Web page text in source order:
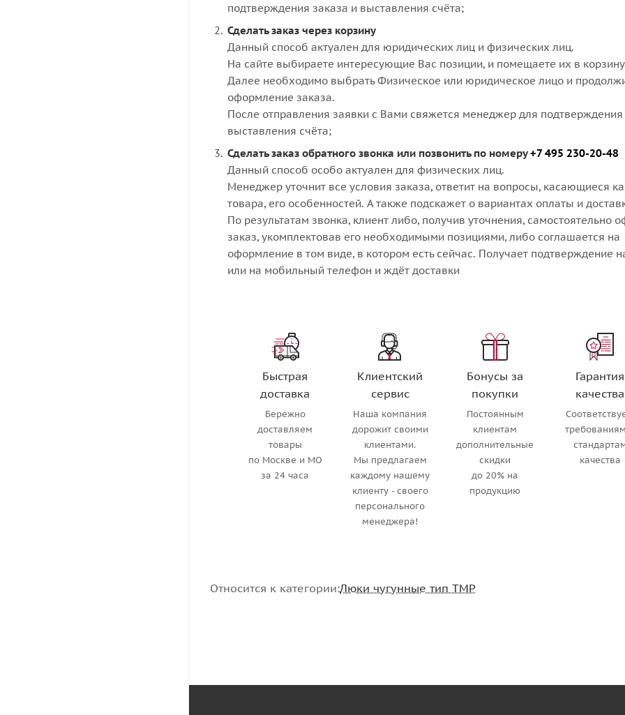
подтверждения заказа и выставления счёта;
Сделать заказ через корзину
Данный способ актуален для юридических лиц и физических лиц.
На сайте выбираете интересующие Вас позиции, и помещаете их в
Далее необходимо выбрать Физическое или юридическое лицо и
оформление заказа.
После отправления заявки с Вами свяжется менеджер для подтверждения
выставления счёта;
Сделать заказ обратного звонка или позвонить по номеру+7 495 230-20-48
Данный способ особо актуален для физических лиц.
Менеджер уточнит все условия заказа, ответит на вопросы, касающиеся
товара, его особенностей. А также подскажет о вариантах оплаты и
По результатам звонка, клиент либо, получив уточнения, самостоятельно
заказ, укомплектовав его необходимыми позициями, либо соглашается на
оформление в том виде, в котором есть сейчас. Получает подтверждение
или на мобильный телефон и ждёт доставки
Быстрая
доставка
Бережно
доставляем
товары
по Москве и МО
за 24 часа
Клиентский
сервис
Наша компания
дорожит своими
клиентами.
Мы предлагаем
каждому нашему
клиенту - своего
персонального
менеджера!
Бонусы за
покупки
Постоянным
клиентам
дополнительные
скидки
до 20% на
продукцию
Гарантия
качества
качества
Относится к категории:Люки чугунные тип ТМР